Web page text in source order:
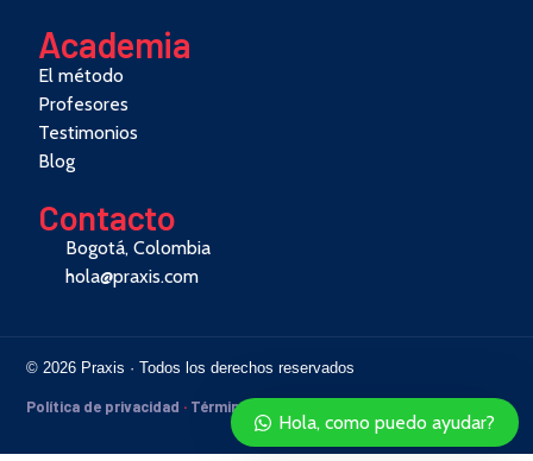
Academia
El método
Profesores
Testimonios
Blog
Contacto
Bogotá, Colombia
hola@praxis.com
© 2026 Praxis · Todos los derechos reservados
Política de privacidad · Términos
Hola, como puedo ayudar?